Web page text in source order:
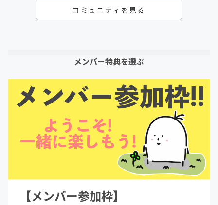
コミュニティを見る
メンバー特典を選ぶ
【メンバー参加枠】